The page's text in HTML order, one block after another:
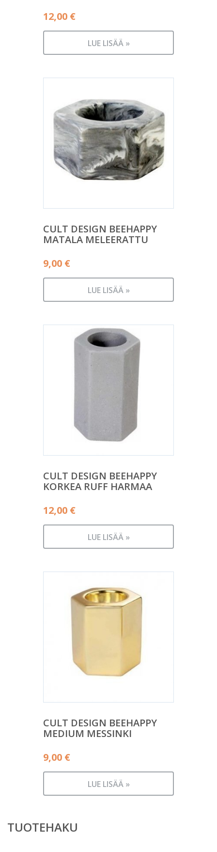
12,00 €
LUE LISÄÄ »
CULT DESIGN BEEHAPPY
MATALA MELEERATTU
9,00 €
LUE LISÄÄ »
CULT DESIGN BEEHAPPY
KORKEA RUFF HARMAA
12,00 €
LUE LISÄÄ »
CULT DESIGN BEEHAPPY
MEDIUM MESSINKI
9,00 €
LUE LISÄÄ »
TUOTEHAKU